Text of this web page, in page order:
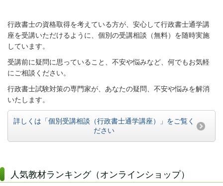
行政書士の資格取得を考えている方が、安心して行政書士通学講
座を受講いただけるように、個別の受講相談（無料）を随時実施
しています。
受講前に疑問に思っていること、不安や悩みなど、何でもお気軽
にご相談ください。
行政書士試験対策の専門家が、あなたの疑問、不安や悩みを解消
いたします。
詳しくは「個別受講相談（行政書士通学講座）」をご覧く
ださい
人気教材ランキング（オンラインショップ）